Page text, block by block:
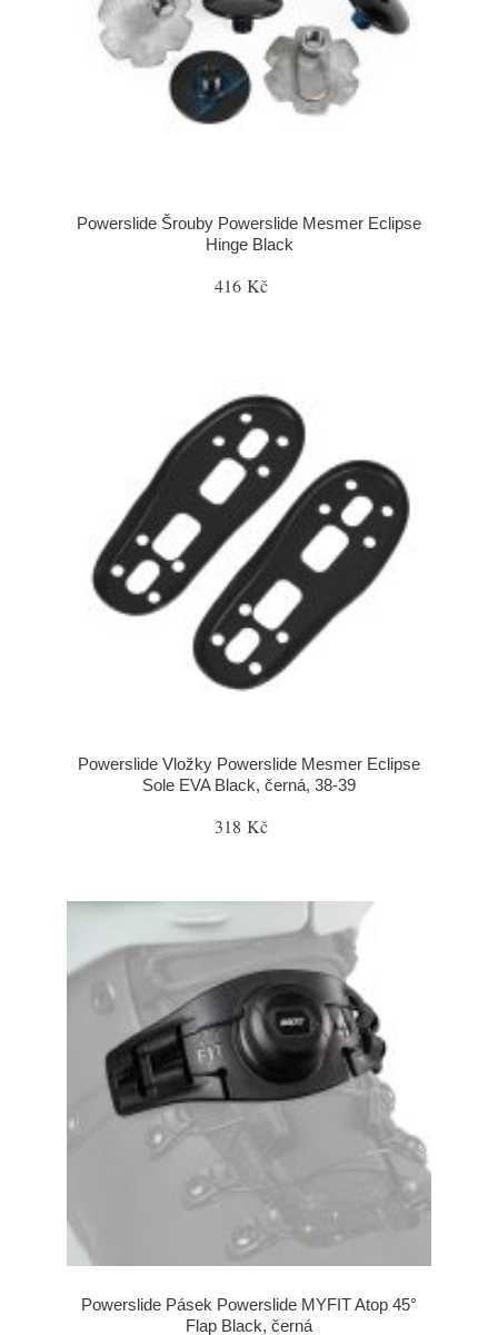
Powerslide Šrouby Powerslide Mesmer Eclipse
Hinge Black
416 Kč
Powerslide Vložky Powerslide Mesmer Eclipse
Sole EVA Black, černá, 38-39
318 Kč
Powerslide Pásek Powerslide MYFIT Atop 45°
Flap Black, černá